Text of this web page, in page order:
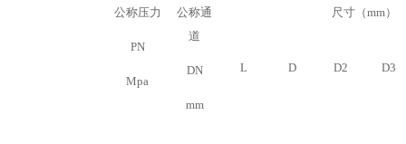
公称压力
PN
Mpa
公称通
道
DN
mm
尺寸（mm）
L D D2 D3